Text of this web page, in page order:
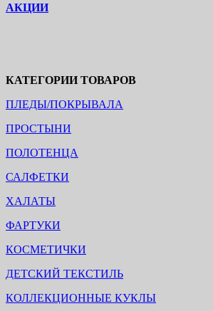
АКЦИИ
КАТЕГОРИИ ТОВАРОВ
ПЛЕДЫ/ПОКРЫВАЛА
ПРОСТЫНИ
ПОЛОТЕНЦА
САЛФЕТКИ
ХАЛАТЫ
ФАРТУКИ
КОСМЕТИЧКИ
ДЕТСКИЙ ТЕКСТИЛЬ
КОЛЛЕКЦИОННЫЕ КУКЛЫ